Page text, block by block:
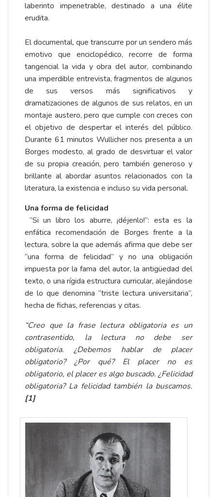
laberinto impenetrable, destinado a una élite
erudita.
El documental, que transcurre por un sendero más
emotivo que enciclopédico, recorre de forma
tangencial la vida y obra del autor, combinando
una imperdible entrevista, fragmentos de algunos
de sus versos más significativos y
dramatizaciones de algunos de sus relatos, en un
montaje austero, pero que cumple con creces con
el objetivo de despertar el interés del público.
Durante 61 minutos Wullicher nos presenta a un
Borges modesto, al grado de desvirtuar el valor
de su propia creación, pero también generoso y
brillante al abordar asuntos relacionados con la
literatura, la existencia e incluso su vida personal.
Una forma de felicidad
“Si un libro los aburre, ¡déjenlo!”: esta es la
enfática recomendación de Borges frente a la
lectura, sobre la que además afirma que debe ser
“una forma de felicidad” y no una obligación
impuesta por la fama del autor, la antigüedad del
texto, o una rígida estructura curricular, alejándose
de lo que denomina “triste lectura universitaria”,
hecha de fichas, referencias y citas.
“Creo que la frase lectura obligatoria es un
contrasentido, la lectura no debe ser
obligatoria. ¿Debemos hablar de placer
obligatorio? ¿Por qué? El placer no es
obligatorio, el placer es algo buscado. ¿Felicidad
obligatoria? La felicidad también la buscamos.
[1]